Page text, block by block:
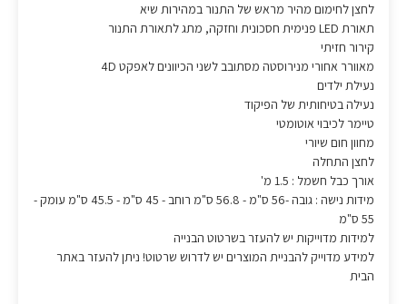
לחצן לחימום מהיר מראש של התנור במהירות שיא
תאורת LED פנימית חסכונית וחזקה, מתג לתאורת התנור
קירור חזיתי
מאוורר אחורי מנירוסטה מסתובב לשני הכיוונים לאפקט 4D
נעילת ילדים
נעילה בטיחותית של הפיקוד
טיימר לכיבוי אוטומטי
מחוון חום שיורי
לחצן התחלה
אורך כבל חשמל : 1.5 מ'
מידות נישה : גובה -56 ס"מ - 56.8 ס"מ רוחב - 45 ס"מ - 45.5 ס"מ עומק -
55 ס"מ
למידות מדוייקות יש להעזר בשרטוט הבנייה
למידע מדוייק להבניית המוצרים יש לדרוש שרטוט! ניתן להעזר באתר
הבית